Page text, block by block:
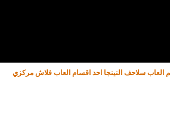
سلاحف النينجا احد اقسام العاب فلاش مركزي